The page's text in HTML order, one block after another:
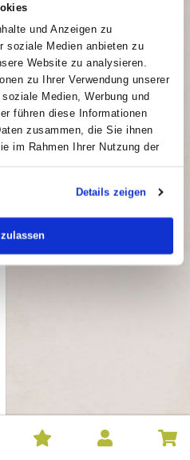
und Anzeigen zu
soziale Medien anbieten zu
Website zu analysieren.
zu Ihrer Verwendung unserer
Medien, Werbung und
führen diese Informationen
zusammen, die Sie ihnen
im Rahmen Ihrer Nutzung der
Details zeigen
Moritz Secco
8,50 €*
Inhalt: 0.75 l